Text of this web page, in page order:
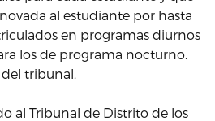
al estudiante por hasta
en programas diurnos
los de programa nocturno.
tribunal.
al Tribunal de Distrito de los